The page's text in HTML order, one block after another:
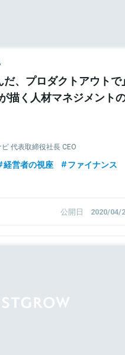
だ、プロダクトアウトで
描く人材マネジメント
代表取締役社長 CEO
経営者の視座
ファイナンス
公開日 2020/04/